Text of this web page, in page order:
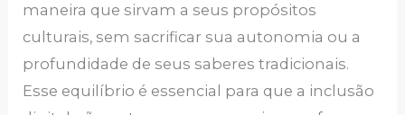
maneira que sirvam a seus propósitos
culturais, sem sacrificar sua autonomia ou a
profundidade de seus saberes tradicionais.
Esse equilíbrio é essencial para que a inclusão